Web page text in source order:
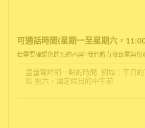
可通話時間(星期一至星期六，
若需要確認您的預約內容，我們將直接致電與您